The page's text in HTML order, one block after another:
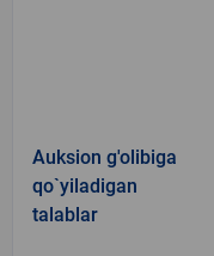
Auksion g'olibiga
qo`yiladigan
talablar